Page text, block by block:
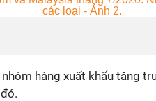
hàng xuất khẩu tăng